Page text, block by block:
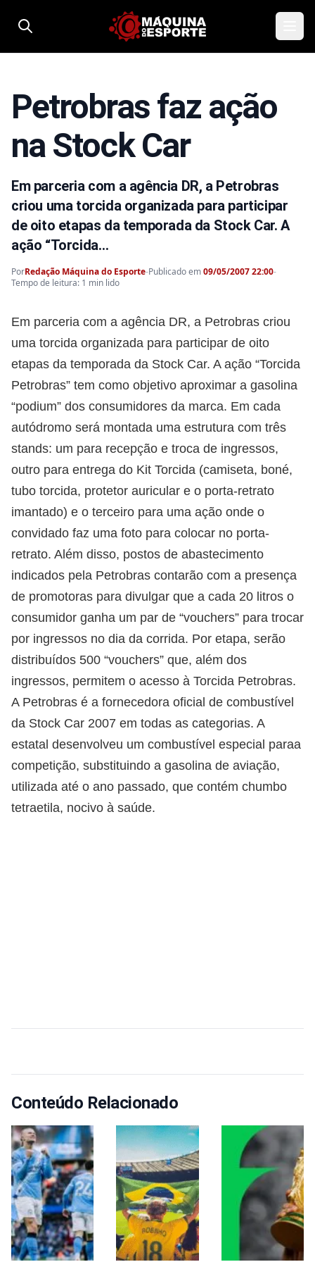
Petrobras faz ação
na Stock Car
Em parceria com a agência DR, a Petrobras
criou uma torcida organizada para participar
de oito etapas da temporada da Stock Car. A
ação “Torcida…
PorRedação Máquina do Esporte-Publicado em09/05/2007 22:00-
Tempo de leitura: 1 min lido
Em parceria com a agência DR, a Petrobras criou
uma torcida organizada para participar de oito
etapas da temporada da Stock Car. A ação “Torcida
Petrobras” tem como objetivo aproximar a gasolina
“podium” dos consumidores da marca. Em cada
autódromo será montada uma estrutura com três
stands: um para recepção e troca de ingressos,
outro para entrega do Kit Torcida (camiseta, boné,
tubo torcida, protetor auricular e o porta-retrato
imantado) e o terceiro para uma ação onde o
convidado faz uma foto para colocar no porta-
retrato. Além disso, postos de abastecimento
indicados pela Petrobras contarão com a presença
de promotoras para divulgar que a cada 20 litros o
consumidor ganha um par de “vouchers” para trocar
por ingressos no dia da corrida. Por etapa, serão
distribuídos 500 “vouchers” que, além dos
ingressos, permitem o acesso à Torcida Petrobras.
A Petrobras é a fornecedora oficial de combustível
da Stock Car 2007 em todas as categorias. A
estatal desenvolveu um combustível especial paraa
competição, substituindo a gasolina de aviação,
utilizada até o ano passado, que contém chumbo
tetraetila, nocivo à saúde.
Conteúdo Relacionado